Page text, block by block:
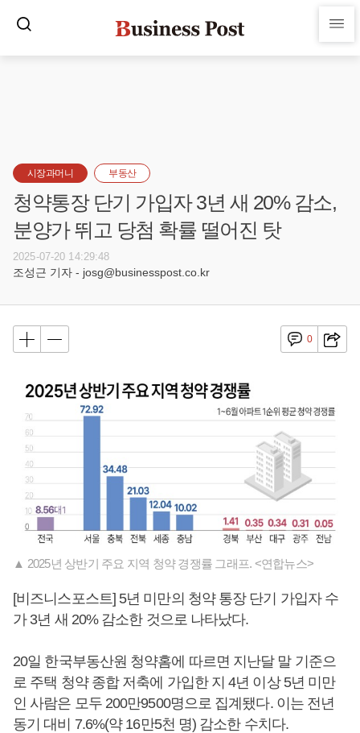
시장과머니 부동산
청약통장 단기 가입자 3년 새 20% 감소,
분양가 뛰고 당첨 확률 떨어진 탓
2025-07-20 14:29:48
조성근 기자 - josg@businesspost.co.kr
0
▲ 2025년 상반기 주요 지역 청약 경쟁률 그래프. <연합뉴스>
[비즈니스포스트] 5년 미만의 청약 통장 단기 가입자 수
가 3년 새 20% 감소한 것으로 나타났다.
20일 한국부동산원 청약홈에 따르면 지난달 말 기준으
로 주택 청약 종합 저축에 가입한 지 4년 이상 5년 미만
인 사람은 모두 200만9500명으로 집계됐다. 이는 전년
동기 대비 7.6%(약 16만5천 명) 감소한 수치다.